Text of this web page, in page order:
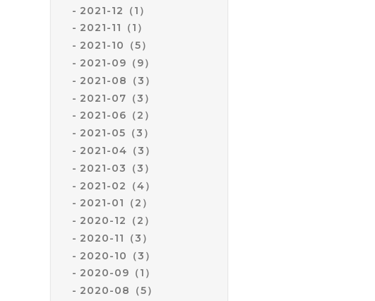
2021-12（1）
2021-11（1）
2021-10（5）
2021-09（9）
2021-08（3）
2021-07（3）
2021-06（2）
2021-05（3）
2021-04（3）
2021-03（3）
2021-02（4）
2021-01（2）
2020-12（2）
2020-11（3）
2020-10（3）
2020-09（1）
2020-08（5）